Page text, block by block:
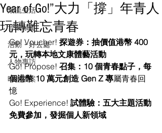
潮流生活
音樂頻道
活動・好去處
人物專訪
時光檔案
Year of Go!”大力「撐」年青人
玩轉難忘青春
Go! Voucher! 探遊券：抽價值港幣 400
元，玩轉本地文康體藝活動
Go! Propose! 召集：10 個青春點子，每
個港幣 10 萬元創造 Gen Z 專屬青春回
憶
Go! Experience! 試體驗：五大主題活動
免費參加，發掘個人新領域